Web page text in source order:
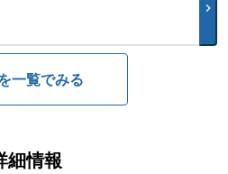
chevron_right
一覧でみる
細情報